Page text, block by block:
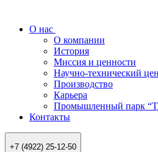
О нас
О компании
История
Миссия и ценности
Научно-технический
Производство
Карьера
Промышленный парк
Контакты
+7 (4922) 25-12-50